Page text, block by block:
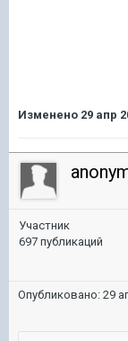
Изменено 29 апр
Участник
697 публикаций
Опубликовано: 29